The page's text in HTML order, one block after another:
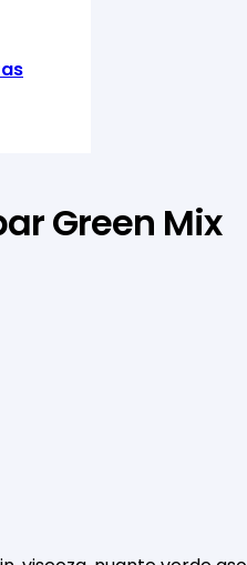
Green Mix